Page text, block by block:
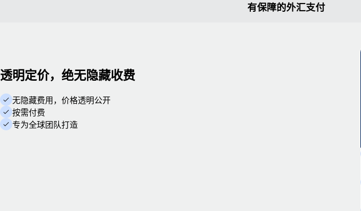
有保障的外汇支付
透明定价，绝无隐藏收费
无隐藏费用，价格透明公开
按需付费
专为全球团队打造